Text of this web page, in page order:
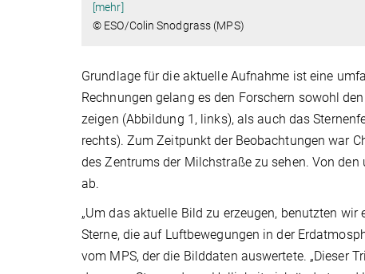
[mehr]
© ESO/Colin Snodgrass (MPS)
Grundlage für die aktuelle Aufnahme ist eine
Rechnungen gelang es den Forschern sowohl
zeigen (Abbildung 1, links), als auch das
rechts). Zum Zeitpunkt der Beobachtungen war
des Zentrums der Milchstraße zu sehen. Von
ab.
„Um das aktuelle Bild zu erzeugen, benutzten
Sterne, die auf Luftbewegungen in der
vom MPS, der die Bilddaten auswertete. „Dieser